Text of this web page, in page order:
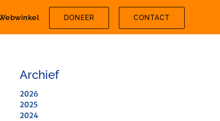
DONEER CONTACT
Archief
2026
2025
2024